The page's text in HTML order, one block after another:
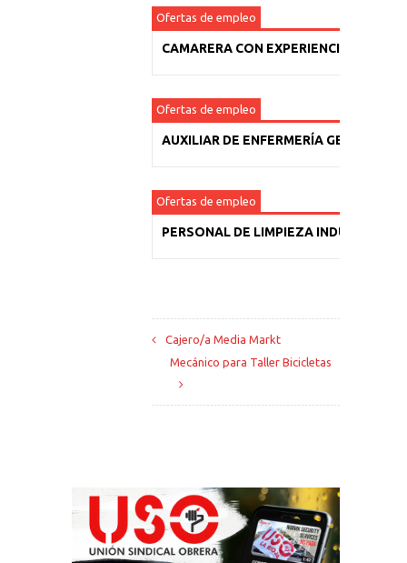
Ofertas de empleo
CAMARERA CON EXPERIENCIA
Ofertas de empleo
AUXILIAR DE ENFERMERÍA GERIÁTRICA
Ofertas de empleo
PERSONAL DE LIMPIEZA INDUSTRIAL
Cajero/a Media Markt
Mecánico para Taller Bicicletas